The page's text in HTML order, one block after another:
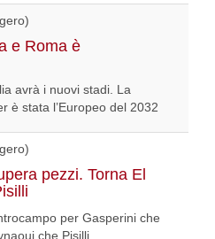
e Roma è
avrà i nuovi stadi. La
è stata l’Europeo del 2032
pezzi. Torna El
per Gasperini che
che Pisilli